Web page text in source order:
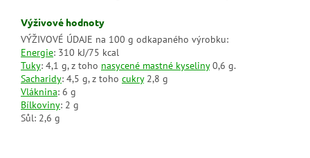
Výživové hodnoty
VÝŽIVOVÉ ÚDAJE na 100 g odkapaného výrobku:
Energie: 310 kJ/75 kcal
Tuky: 4,1 g, z toho nasycené mastné kyseliny0,6 g.
Sacharidy: 4,5 g, z toho cukry2,8 g
Vláknina: 6 g
Bílkoviny: 2 g
Sůl: 2,6 g